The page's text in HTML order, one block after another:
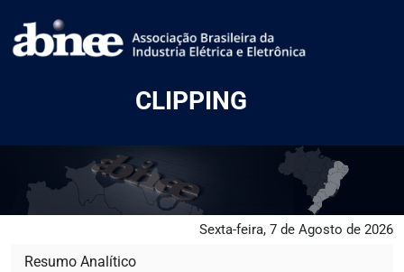
CLIPPING
Sexta-feira, 7 de Agosto de 2026
Resumo Analítico